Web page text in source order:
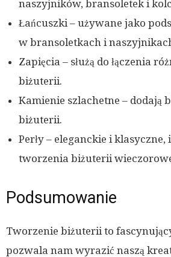
naszyjników, bransoletek i
Łańcuszki – używane jako
w bransoletkach i
Zapięcia – służą do łączenia
biżuterii.
Kamienie szlachetne – dodają
biżuterii.
Perły – eleganckie i klasyczne,
tworzenia biżuterii
Podsumowanie
Tworzenie biżuterii to
pozwala nam wyrazić naszą